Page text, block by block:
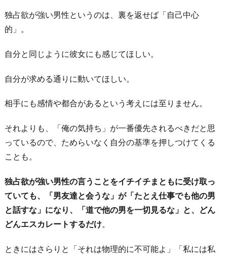
独占欲が強い男性というのは、裏を返せば「自己中心
的」。
自分と同じように彼女にも感じてほしい。
自分が求める通りに動いてほしい。
相手にも感情や都合があるという考えには至りません。
それよりも、「俺の気持ち」が一番優先されるべきだと思
っているので、ためらいなく自分の基準を押しつけてくる
ことも。
独占欲が強い男性の言うことをイチイチまともに受け取っ
ていても、「男友達と会うな」が「たとえ仕事でも他の男
と話すな」になり、「道で他の男を一切見るな」と、どん
どんエスカレートするだけ。
ときにはさらりと「それは物理的に不可能よ」「私には私